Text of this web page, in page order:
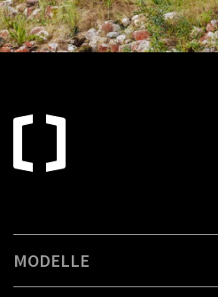
MODELLE